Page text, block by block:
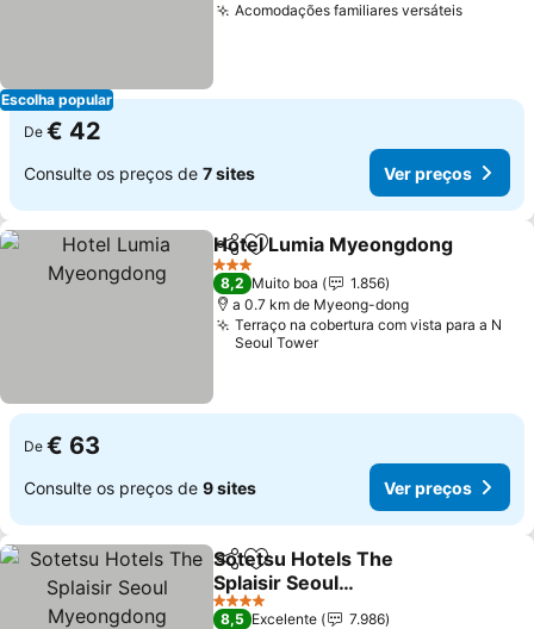
Escolha popular
Acomodações familiares versáteis
De € 42
Consulte os preços de 7 sites Ver preços
PartilharAdicionar aos favoritos
Hotel Lumia Myeongdong
3 Estrelas
8,2 Muito boa
1.856
a 0.7 km de Myeong-dong
Terraço na cobertura com vista para a N
Seoul Tower
De € 63
Consulte os preços de 9 sites Ver preços
PartilharAdicionar aos favoritos
Sotetsu Hotels The
Splaisir Seoul
Myeongdong
4 Estrelas
8,5 Excelente
7.986